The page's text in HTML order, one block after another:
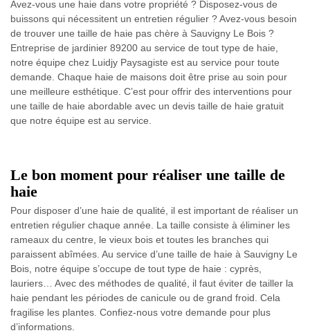
Avez-vous une haie dans votre propriété ? Disposez-vous de
buissons qui nécessitent un entretien régulier ? Avez-vous besoin
de trouver une taille de haie pas chère à Sauvigny Le Bois ?
Entreprise de jardinier 89200 au service de tout type de haie,
notre équipe chez Luidjy Paysagiste est au service pour toute
demande. Chaque haie de maisons doit être prise au soin pour
une meilleure esthétique. C’est pour offrir des interventions pour
une taille de haie abordable avec un devis taille de haie gratuit
que notre équipe est au service.
Le bon moment pour réaliser une taille de
haie
Pour disposer d’une haie de qualité, il est important de réaliser un
entretien régulier chaque année. La taille consiste à éliminer les
rameaux du centre, le vieux bois et toutes les branches qui
paraissent abîmées. Au service d’une taille de haie à Sauvigny Le
Bois, notre équipe s’occupe de tout type de haie : cyprès,
lauriers… Avec des méthodes de qualité, il faut éviter de tailler la
haie pendant les périodes de canicule ou de grand froid. Cela
fragilise les plantes. Confiez-nous votre demande pour plus
d’informations.